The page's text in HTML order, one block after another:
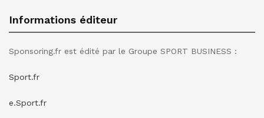
Informations éditeur
Sponsoring.fr est édité par le Groupe SPORT BUSINESS :
Sport.fr
e.Sport.fr